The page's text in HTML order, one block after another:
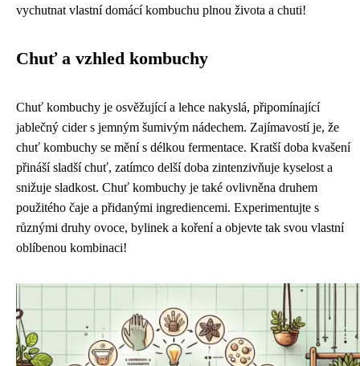
vychutnat vlastní domácí kombuchu plnou života a chuti!
Chuť a vzhled kombuchy
Chuť kombuchy je osvěžující a lehce nakyslá, připomínající
jablečný cider s jemným šumivým nádechem. Zajímavostí je, že
chuť kombuchy se mění s délkou fermentace. Kratší doba kvašení
přináší sladší chuť, zatímco delší doba zintenzivňuje kyselost a
snižuje sladkost. Chuť kombuchy je také ovlivněna druhem
použitého čaje a přidanými ingrediencemi. Experimentujte s
různými druhy ovoce, bylinek a koření a objevte tak svou vlastní
oblíbenou kombinaci!